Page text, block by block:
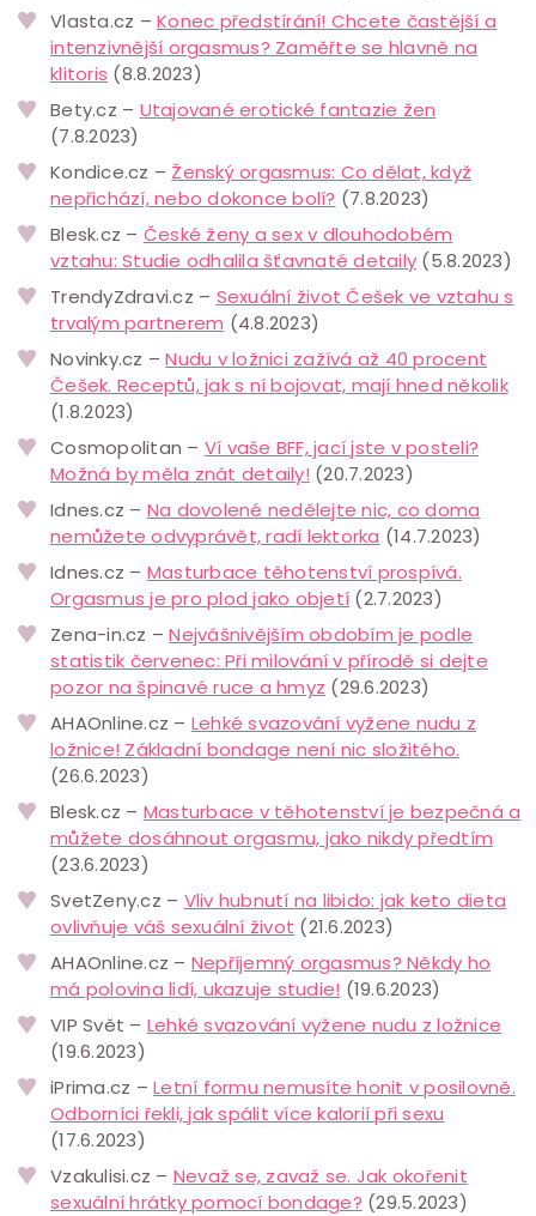
Vlasta.cz – Konec předstírání! Chcete častější a
intenzivnější orgasmus? Zaměřte se hlavně na
klitoris (8.8.2023)
Bety.cz – Utajované erotické fantazie žen
(7.8.2023)
Kondice.cz – Ženský orgasmus: Co dělat, když
nepřichází, nebo dokonce bolí? (7.8.2023)
Blesk.cz – České ženy a sex v dlouhodobém
vztahu: Studie odhalila šťavnaté detaily (5.8.2023)
TrendyZdravi.cz – Sexuální život Češek ve vztahu s
trvalým partnerem (4.8.2023)
Novinky.cz –Nudu v ložnici zažívá až 40 procent
Češek. Receptů, jak s ní bojovat, mají hned několik
(1.8.2023)
Cosmopolitan – Ví vaše BFF, jací jste v posteli?
Možná by měla znát detaily! (20.7.2023)
Idnes.cz – Na dovolené nedělejte nic, co doma
nemůžete odvyprávět, radí lektorka (14.7.2023)
Idnes.cz – Masturbace těhotenství prospívá.
Orgasmus je pro plod jako objetí (2.7.2023)
Zena-in.cz –Nejvášnivějším obdobím je podle
statistik červenec: Při milování v přírodě si dejte
pozor na špinavé ruce a hmyz (29.6.2023)
AHAOnline.cz – Lehké svazování vyžene nudu z
ložnice! Základní bondage není nic složitého.
(26.6.2023)
Blesk.cz – Masturbace v těhotenství je bezpečná a
můžete dosáhnout orgasmu, jako nikdy předtím
(23.6.2023)
SvetZeny.cz – Vliv hubnutí na libido: jak keto dieta
ovlivňuje váš sexuální život (21.6.2023)
AHAOnline.cz – Nepříjemný orgasmus? Někdy ho
má polovina lidí, ukazuje studie! (19.6.2023)
VIP Svět – Lehké svazování vyžene nudu z ložnice
(19.6.2023)
iPrima.cz – Letní formu nemusíte honit v posilovně.
Odborníci řekli, jak spálit více kalorií při sexu
(17.6.2023)
Vzakulisi.cz – Nevaž se, zavaž se. Jak okořenit
sexuální hrátky pomocí bondage? (29.5.2023)